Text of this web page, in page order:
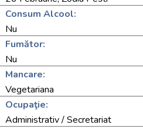
Consum Alcool:
Nu
Fumător:
Nu
Mancare:
Vegetariana
Ocupaţie:
Administrativ / Secretariat